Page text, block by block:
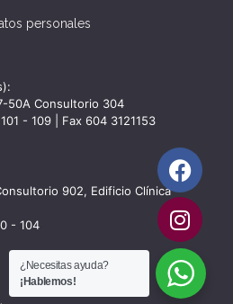
personales
50A Consultorio 304
- 109 | Fax 604 3121153
902, Edificio Clínica
- 104
¿Necesitas ayuda?
¡Hablemos!